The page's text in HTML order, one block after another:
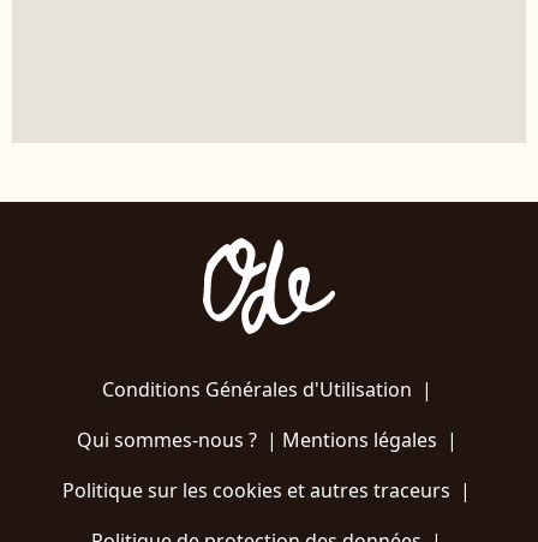
Conditions Générales d'Utilisation |
Qui sommes-nous ?| Mentions légales |
Politique sur les cookies et autres traceurs |